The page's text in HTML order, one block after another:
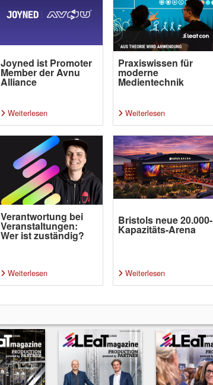
Joyned ist Promoter
Member der Avnu
Alliance
Weiterlesen
Praxiswissen für
moderne
Medientechnik
Weiterlesen
Verantwortung bei
Veranstaltungen:
Wer ist zuständig?
Weiterlesen
Bristols neue 20.000-
Kapazitäts-Arena
Weiterlesen